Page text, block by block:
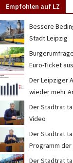
Empfohlen auf LZ
Bessere
Stadt Leipzig
Euro-Ticket
Der Leipziger
wieder mehr
Der Stadtrat
Video
Der Stadtrat
Programm der
Der Stadtrat